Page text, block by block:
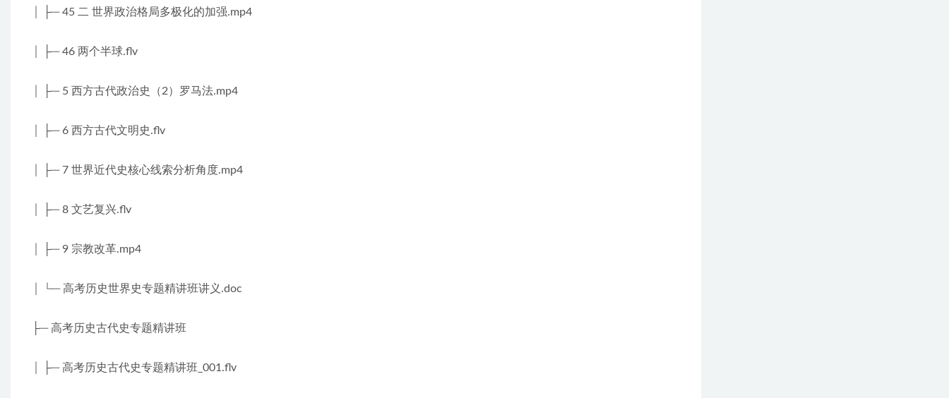
│ ├─ 45 二 世界政治格局多极化的加强.mp4
│ ├─ 46 两个半球.flv
│ ├─ 5 西方古代政治史（2）罗马法.mp4
│ ├─ 6 西方古代文明史.flv
│ ├─ 7 世界近代史核心线索分析角度.mp4
│ ├─ 8 文艺复兴.flv
│ ├─ 9 宗教改革.mp4
│ └─ 高考历史世界史专题精讲班讲义.doc
├─ 高考历史古代史专题精讲班
│ ├─ 高考历史古代史专题精讲班_001.flv